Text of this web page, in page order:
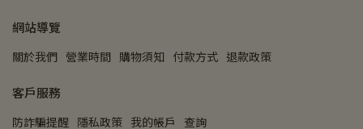
網站導覽
關於我們 營業時間 購物須知 付款方式 退款政策
客戶服務
防詐騙提醒 隱私政策 我的帳戶 查詢